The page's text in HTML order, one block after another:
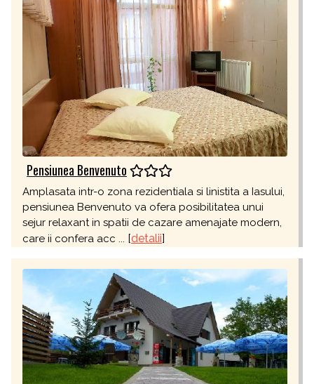
Pensiunea Benvenuto
Amplasata intr-o zona rezidentiala si linistita a Iasului,
pensiunea Benvenuto va ofera posibilitatea unui
sejur relaxant in spatii de cazare amenajate modern,
care ii confera acc ... [detalii]